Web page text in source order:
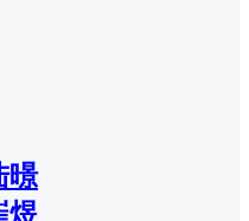
暻
煜